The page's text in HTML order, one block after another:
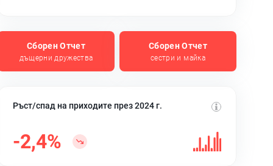
Сборен Отчет
дъщерни дружества
Сборен Отчет
сестри и майка
Ръст/спад на приходите през 2024 г.
-2,4%